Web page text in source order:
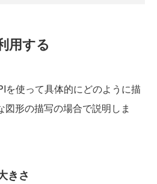
用する
使って具体的にどのように描
形の描写の場合で説明しま
きさ